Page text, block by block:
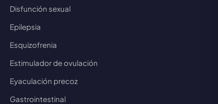
Disfunción sexual
Epilepsia
Esquizofrenia
Estimulador de ovulación
Eyaculación precoz
Gastrointestinal